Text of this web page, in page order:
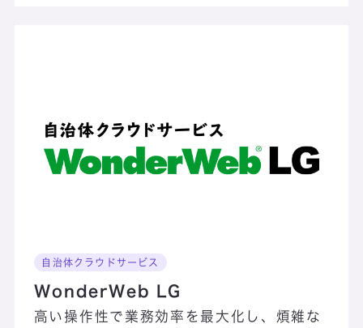
DevOps・CI／CD・テスト自動化支援サービス
365（ERP）
自治体クラウドサービス
WonderWeb LG
高い操作性で業務効率を最大化し、煩雑な